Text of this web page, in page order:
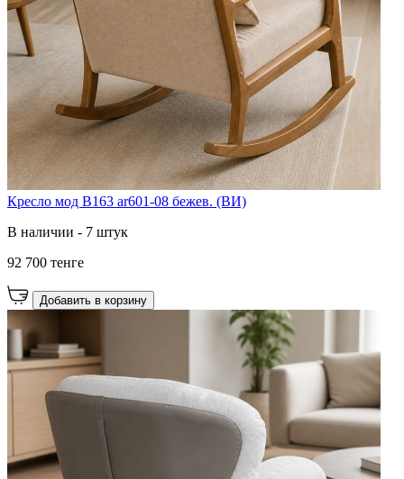
Кресло мод B163 ar601-08 бежев. (ВИ)
В наличии - 7 штук
92 700 тенге
Добавить в корзину